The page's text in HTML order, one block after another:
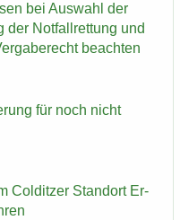
bei Aus­wahl der
der Not­fall­ret­tung und
be­ach­ten
für noch nicht
Col­dit­zer Stand­ort Er­